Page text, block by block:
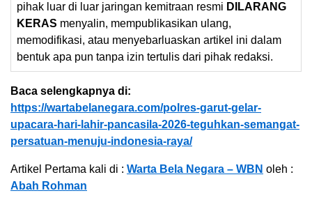
pihak luar di luar jaringan kemitraan resmi DILARANG
KERAS menyalin, mempublikasikan ulang,
memodifikasi, atau menyebarluaskan artikel ini dalam
bentuk apa pun tanpa izin tertulis dari pihak redaksi.
Baca selengkapnya di:
https://wartabelanegara.com/polres-garut-gelar-
upacara-hari-lahir-pancasila-2026-teguhkan-semangat-
persatuan-menuju-indonesia-raya/
Artikel Pertama kali di : Warta Bela Negara – WBN oleh :
Abah Rohman